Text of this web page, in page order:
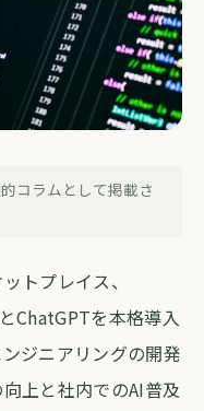
す「次の勝
13日 ・約4分
コラムとして掲載さ
トプレイス、
ChatGPTを本格導入
ジニアリングの開発
上と社内でのAI普及